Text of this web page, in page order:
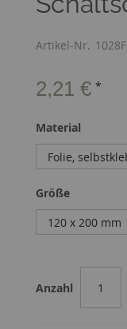
Artikel-Nr.
2,21 € *
Material
Größe
Anzahl